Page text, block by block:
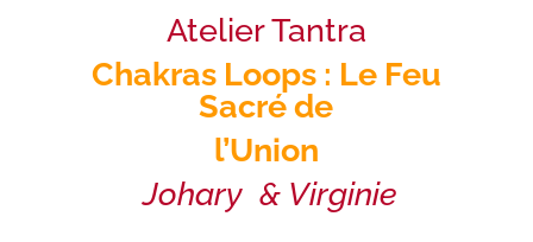
Atelier Tantra
Chakras Loops : Le Feu
Sacré de
l’Union
Johary & Virginie